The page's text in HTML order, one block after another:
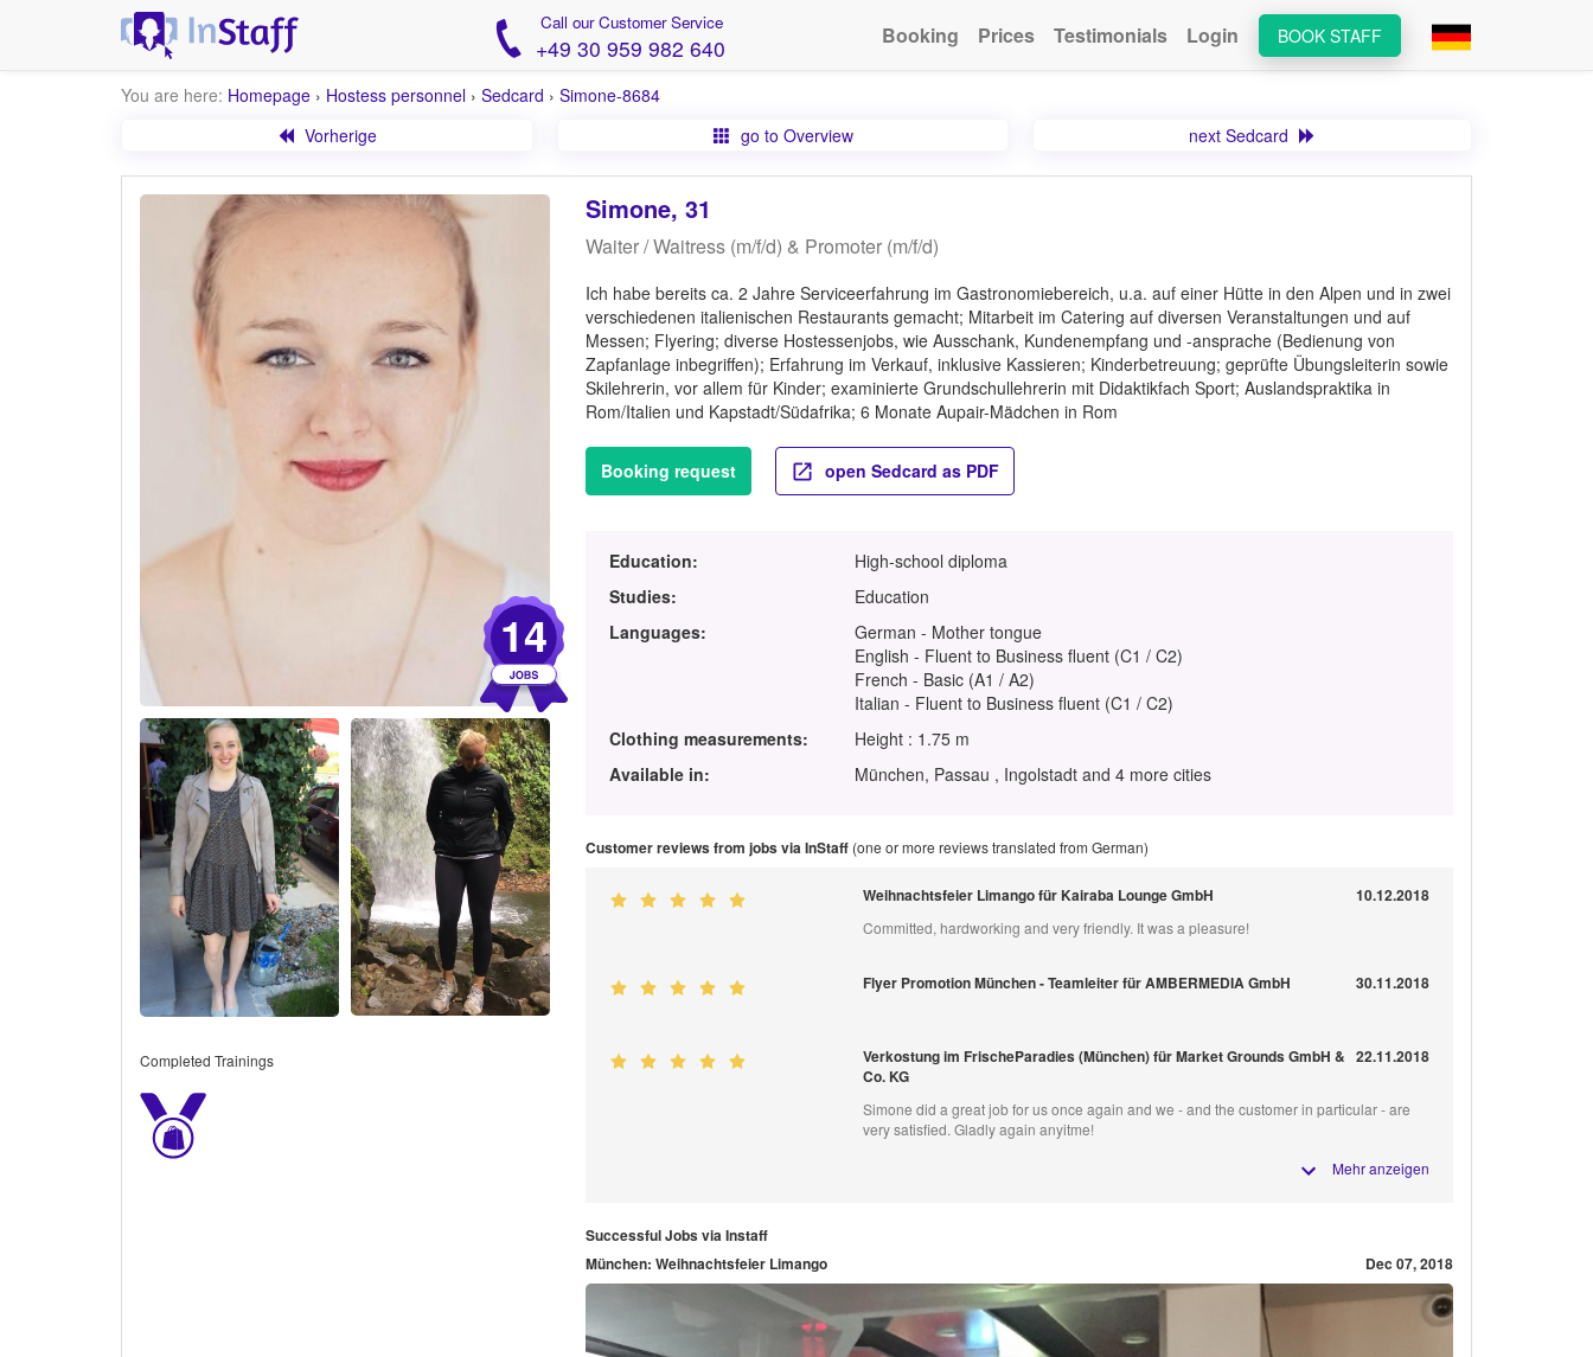
Call our Customer Service
+49 30 959 982 640 BOOK STAFF
Booking Prices Testimonials Login
You are here: Homepage › Hostess personnel › Sedcard › Simone-8684
Vorherige
go to Overview next Sedcard
14
Completed Trainings
Simone, 31
Waiter / Waitress (m/f/d) & Promoter (m/f/d)
Ich habe bereits ca. 2 Jahre Serviceerfahrung im Gastronomiebereich, u.a. auf einer Hütte in den Alpen und in zwei
verschiedenen italienischen Restaurants gemacht; Mitarbeit im Catering auf diversen Veranstaltungen und auf
Messen; Flyering; diverse Hostessenjobs, wie Ausschank, Kundenempfang und -ansprache (Bedienung von
Zapfanlage inbegriffen); Erfahrung im Verkauf, inklusive Kassieren; Kinderbetreuung; geprüfte Übungsleiterin sowie
Skilehrerin, vor allem für Kinder; examinierte Grundschullehrerin mit Didaktikfach Sport; Auslandspraktika in
Rom/Italien und Kapstadt/Südafrika; 6 Monate Aupair-Mädchen in Rom
Booking request open Sedcard as PDF
Education:
High-school diploma
Studies:
Education
Languages:
German - Mother tongue
English - Fluent to Business fluent (C1 / C2)
French - Basic (A1 / A2)
Italian - Fluent to Business fluent (C1 / C2)
Clothing measurements:
Height : 1.75 m
Available in:
München, Passau , Ingolstadt and 4 more cities
Customer reviews from jobs via InStaff(one or more reviews translated from German)
Weihnachtsfeier Limango für Kairaba Lounge GmbH 10.12.2018
Committed, hardworking and very friendly. It was a pleasure!
Flyer Promotion München - Teamleiter für AMBERMEDIA GmbH 30.11.2018
Verkostung im FrischeParadies (München) für Market Grounds GmbH &
Co. KG
22.11.2018
Simone did a great job for us once again and we - and the customer in particular - are
very satisfied. Gladly again anyitme!
Mehr anzeigen
Successful Jobs via Instaff
München: Weihnachtsfeier Limango
Dec 07, 2018